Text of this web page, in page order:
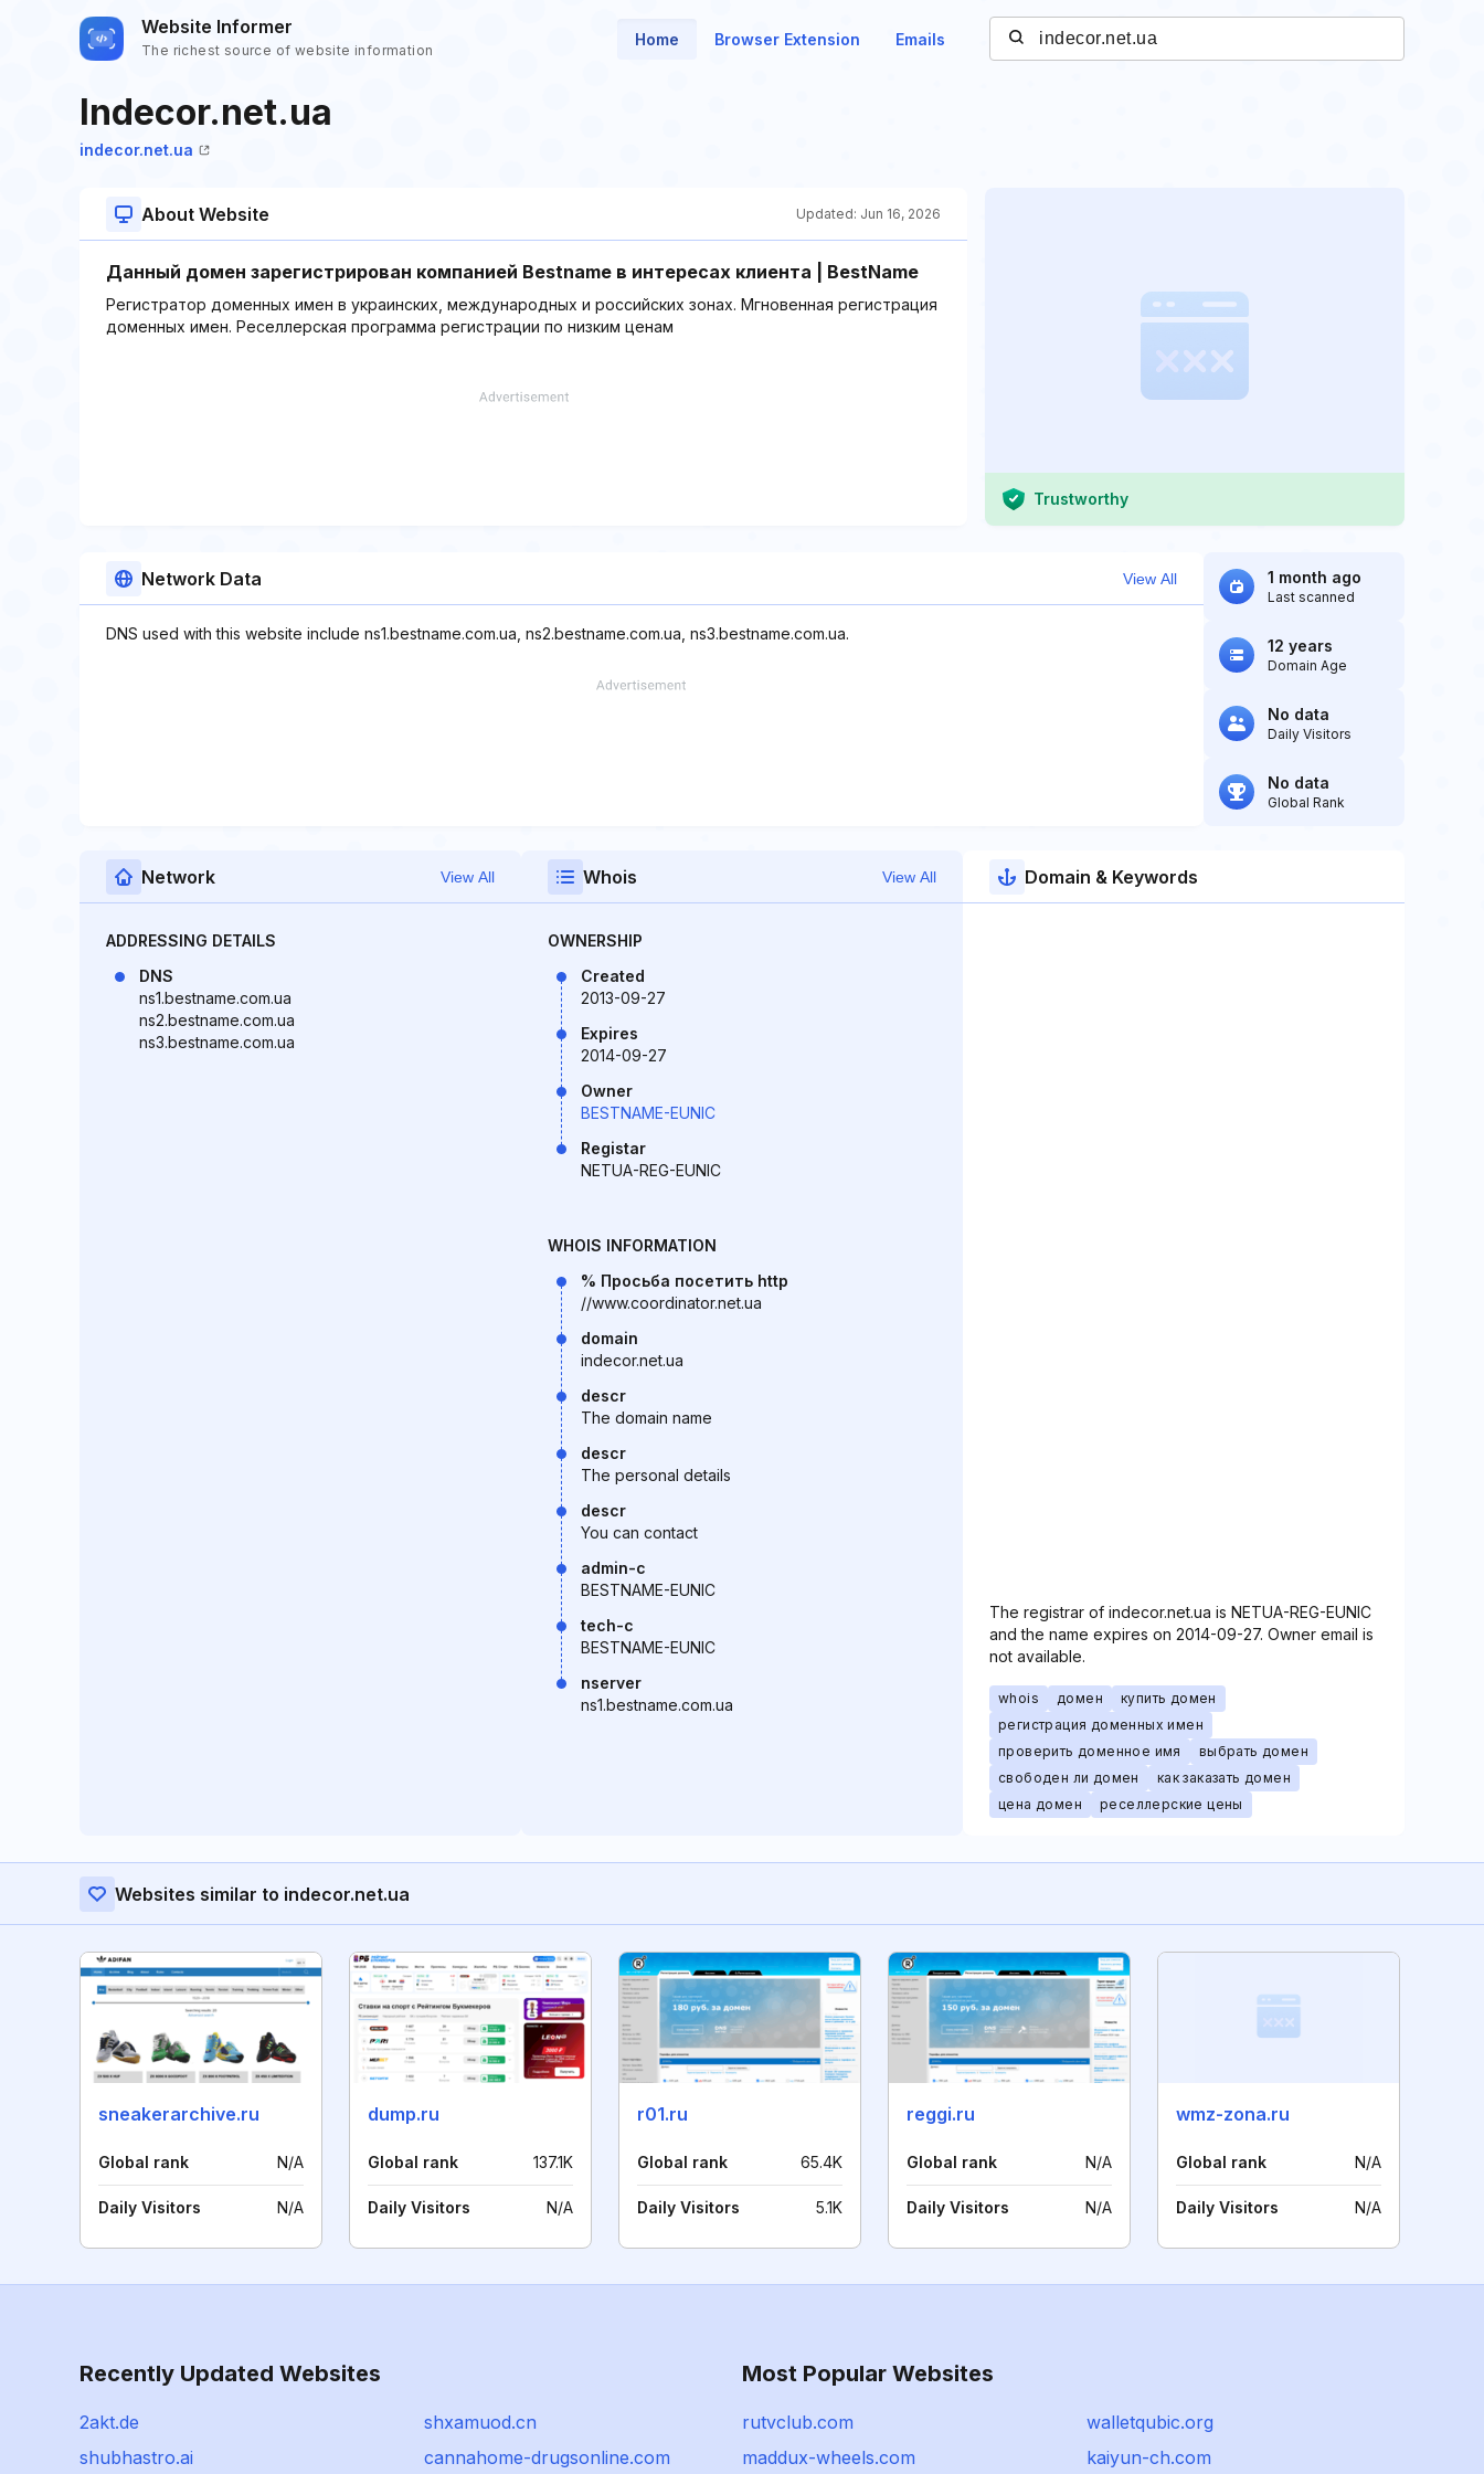
Website Informer
The richest source of website information
Home Browser Extension Emails
Indecor.net.ua
indecor.net.ua
About Website Updated: Jun 16, 2026
Данный домен зарегистрирован компанией Bestname в интересах клиента | BestName
Регистратор доменных имен в украинских, международных и российских зонах. Мгновенная регистрация
доменных имен. Реселлерская программа регистрации по низким ценам
Trustworthy
Network Data View All
DNS used with this website include ns1.bestname.com.ua, ns2.bestname.com.ua, ns3.bestname.com.ua.
1 month ago
Last scanned
12 years
Domain Age
No data
Daily Visitors
No data
Global Rank
Network View All
ADDRESSING DETAILS
DNS
ns1.bestname.com.ua
ns2.bestname.com.ua
ns3.bestname.com.ua
Whois View All
OWNERSHIP
Created
2013-09-27
Expires
2014-09-27
Owner
BESTNAME-EUNIC
Registar
NETUA-REG-EUNIC
WHOIS INFORMATION
% Просьба посетить http
//www.coordinator.net.ua
domain
indecor.net.ua
descr
The domain name
descr
The personal details
descr
You can contact
admin-c
BESTNAME-EUNIC
tech-c
BESTNAME-EUNIC
nserver
ns1.bestname.com.ua
Domain & Keywords
The registrar of indecor.net.ua is NETUA-REG-EUNIC
and the name expires on 2014-09-27. Owner email is
not available.
whois домен
купить домен
регистрация доменных имен
проверить доменное имя
выбрать домен
свободен ли домен
как заказать домен
цена домен
реселлерские цены
Websites similar to indecor.net.ua
sneakerarchive.ru
Global rank N/A
Daily Visitors N/A
dump.ru
Global rank 137.1K
Daily Visitors N/A
r01.ru
Global rank 65.4K
Daily Visitors 5.1K
reggi.ru
Global rank N/A
Daily Visitors N/A
wmz-zona.ru
Global rank N/A
Daily Visitors N/A
Recently Updated Websites
2akt.de
shxamuod.cn
shubhastro.ai
cannahome-drugsonline.com
Most Popular Websites
rutvclub.com
walletqubic.org
maddux-wheels.com
kaiyun-ch.com